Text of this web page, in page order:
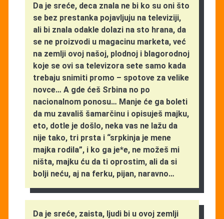
Da je sreće, deca znala ne bi ko su oni što
se bez prestanka pojavljuju na televiziji,
ali bi znala odakle dolazi na sto hrana, da
se ne proizvodi u magacinu marketa, već
na zemlji ovoj našoj, plodnoj i blagorodnoj
koje se ovi sa televizora sete samo kada
trebaju snimiti promo – spotove za velike
novce… A gde ćeš Srbina no po
nacionalnom ponosu… Manje će ga boleti
da mu zavališ šamarčinu i opisuješ majku,
eto, dotle je došlo, neka vas ne lažu da
nije tako, tri prsta i “srpkinja je mene
majka rodila”, i ko ga je*e, ne možeš mi
ništa, majku ću da ti oprostim, ali da si
bolji neću, aj na ferku, pijan, naravno…
Da je sreće, zaista, ljudi bi u ovoj zemlji